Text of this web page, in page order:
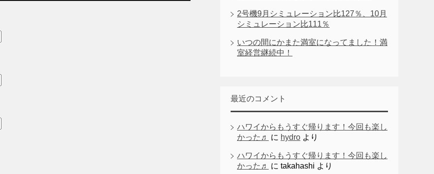
2号機9月シミュレーション比127％、10月
シミュレーション比111％
いつの間にかまた満室になってました！満
室経営継続中！
最近のコメント
ハワイからもうすぐ帰ります！今回も楽し
かった♬
に hydro より
ハワイからもうすぐ帰ります！今回も楽し
かった♬
に takahashi より